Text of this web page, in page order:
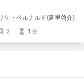
ケ・ベルナルド(延里啓介)
2 1 分